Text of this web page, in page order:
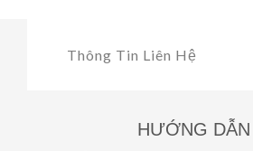
Thông Tin Liên Hệ
HƯỚNG